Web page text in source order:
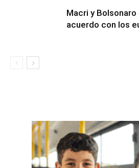
Macri y
acuerdo con los